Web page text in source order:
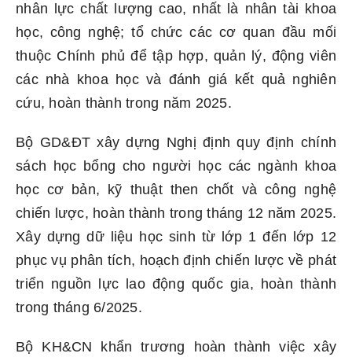
nhân lực chất lượng cao, nhất là nhân tài khoa
học, công nghệ; tổ chức các cơ quan đầu mối
thuộc Chính phủ để tập hợp, quản lý, động viên
các nhà khoa học và đánh giá kết quả nghiên
cứu, hoàn thành trong năm 2025.
Bộ GD&ĐT xây dựng Nghị định quy định chính
sách học bổng cho người học các ngành khoa
học cơ bản, kỹ thuật then chốt và công nghệ
chiến lược, hoàn thành trong tháng 12 năm 2025.
Xây dựng dữ liệu học sinh từ lớp 1 đến lớp 12
phục vụ phân tích, hoạch định chiến lược về phát
triển nguồn lực lao động quốc gia, hoàn thành
trong tháng 6/2025.
Bộ KH&CN khẩn trương hoàn thành việc xây